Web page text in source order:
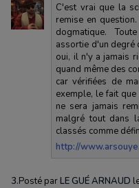
C'est vrai que la
remise en
dogmatique.
assortie d'un degré
oui, il n'y a jamais
quand même des
car vérifiées de
exemple, le fait
ne sera jamais
malgré tout dans
classés comme
http://
3.Posté parLE GUÉ ARNAUD